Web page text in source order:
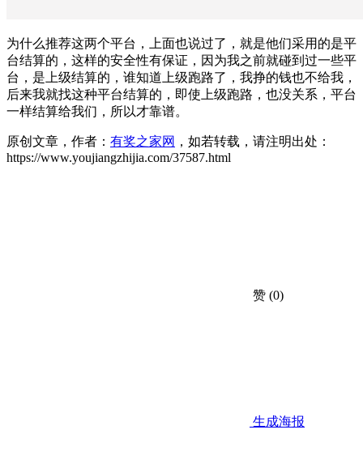
为什么推荐这两个平台，上面也说过了，就是他们采用的是平
台结算的，这样的安全性有保证，因为我之前就碰到过一些平
台，是上级结算的，谁知道上级跑路了，我挣的钱也不给我，
后来我就找这种平台结算的，即使上级跑路，也没关系，平台
一样结算给我们，所以才靠谱。
原创文章，作者： 有奖之家网 ，如若转载，请注明出处：
https://www.youjiangzhijia.com/37587.html
赞 (0)
生成海报